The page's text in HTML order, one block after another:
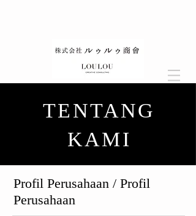
TENTANG
KAMI
​Profil Perusahaan / Profil
Perusahaan